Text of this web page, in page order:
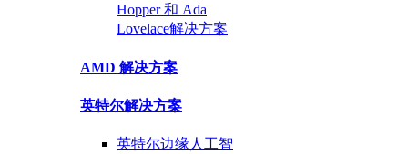
Hopper 和 Ada
Lovelace解决方案
AMD 解决方案
英特尔解决方案
英特尔边缘人工智